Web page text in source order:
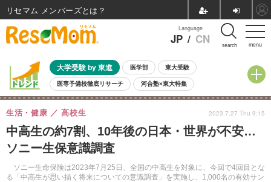
menu
Language
JP / CN search
大学受験 by 東進 医学部 東大受験
医専予備校徹底リサーチ 河合塾×東大特集
親子で考える大学選び 高校受験 中学受験 小学校受験
共通テスト 夏休み
8月開催イベント・WS 全国公立高校 過去問 人気記事
自由研究教材（小学生向け） 自由研究教材（中学生向け）
中高生の約7割、10年後の日本・世界が不安…
ソニー生保意識調査
ソニー生命保険は2023年7月25日、全国の中高生を対象に、今回で4回目とな
る「中高生が思い描く将来についての意識調査」を実施し、1,000名の有効サン
生活・健康 高校生 2023.7.27 Thu 9:15
リセマム メンバーズ